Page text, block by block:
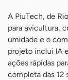
A PiuTech, de
para avicultura,
umidade e o
projeto inclui IA
ações rápidas
completa das 12